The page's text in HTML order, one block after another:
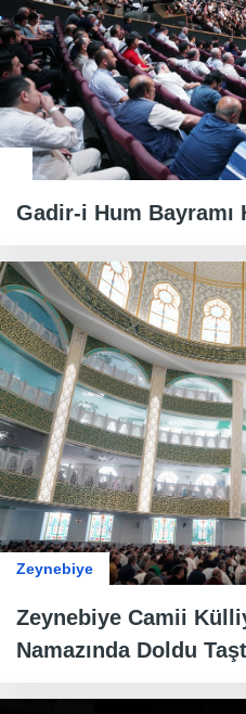
Gadir-i Hum Bayramı
Zeynebiye
Zeynebiye Camii
Namazında Doldu